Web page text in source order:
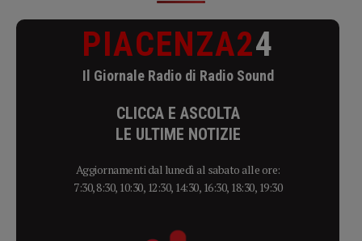
PIACENZA24
Il Giornale Radio di Radio Sound
CLICCA E ASCOLTA
LE ULTIME NOTIZIE
Aggiornamenti dal lunedì al sabato alle ore:
7:30, 8:30, 10:30, 12:30, 14:30, 16:30, 18:30, 19:30